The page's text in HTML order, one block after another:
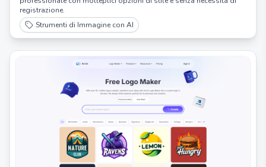
registrazione.
Strumenti di Immagine con AI